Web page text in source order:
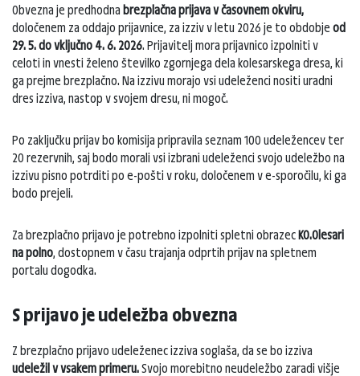
Obvezna je predhodna brezplačna prijava v časovnem okviru,
določenem za oddajo prijavnice, za izziv v letu 2026 je to obdobje od
29. 5. do vključno 4. 6. 2026. Prijavitelj mora prijavnico izpolniti v
celoti in vnesti želeno številko zgornjega dela kolesarskega dresa, ki
ga prejme brezplačno. Na izzivu morajo vsi udeleženci nositi uradni
dres izziva, nastop v svojem dresu, ni mogoč.
Po zaključku prijav bo komisija pripravila seznam 100 udeležencev ter
20 rezervnih, saj bodo morali vsi izbrani udeleženci svojo udeležbo na
izzivu pisno potrditi po e-pošti v roku, določenem v e-sporočilu, ki ga
bodo prejeli.
Za brezplačno prijavo je potrebno izpolniti spletni obrazecK0.0lesari
na polno, dostopnem v času trajanja odprtih prijav na spletnem
portalu dogodka.
S prijavo je udeležba obvezna
Z brezplačno prijavo udeleženec izziva soglaša, da se bo izziva
udeležil v vsakem primeru.Svojo morebitno neudeležbo zaradi višje